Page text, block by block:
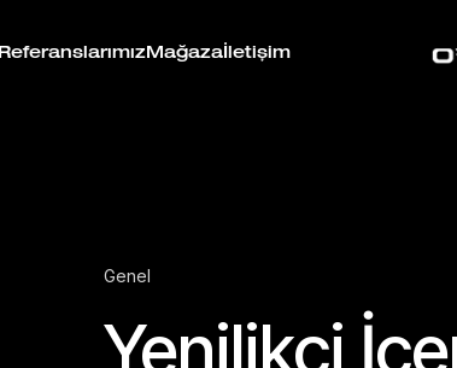
Referanslarımız Mağaza İletişim
Genel
Yenilikçi